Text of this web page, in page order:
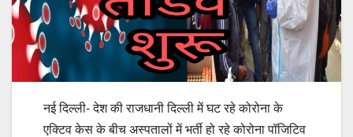
नई दिल्ली- देश की राजधानी दिल्ली में घट रहे कोरोना के
एक्टिव केस के बीच अस्पतालों में भर्ती हो रहे कोरोना पॉजिटिव